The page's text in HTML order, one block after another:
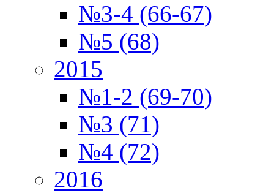
№3-4 (66-67)
№5 (68)
2015
№1-2 (69-70)
№3 (71)
№4 (72)
2016